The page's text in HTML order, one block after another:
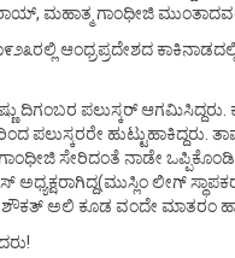
ಮಹಾತ್ಮ ಗಾಂಧೀಜಿ
ಆಂಧ್ರಪ್ರದೇಶದ
ದಿಗಂಬರ ಪಲುಸ್ಕರ್ ಆಗಮಿಸಿದ್ದರು.
ಪಲುಸ್ಕರರೇ ಹುಟ್ಟುಹಾಕಿದ್ದರು.
ಸೇರಿದಂತೆ ನಾಡೇ
ಅಧ್ಯಕ್ಷರಾಗಿದ್ದ(ಮುಸ್ಲಿಂ ಲೀಗ್
ಅಲಿ ಕೂಡ ವಂದೇ ಮಾತರಂ